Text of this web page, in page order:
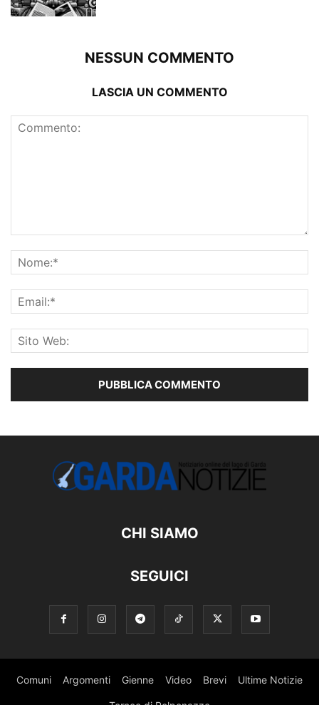
NESSUN COMMENTO
LASCIA UN COMMENTO
CHI SIAMO
SEGUICI
Comuni Argomenti Gienne Video Brevi Ultime Notizie